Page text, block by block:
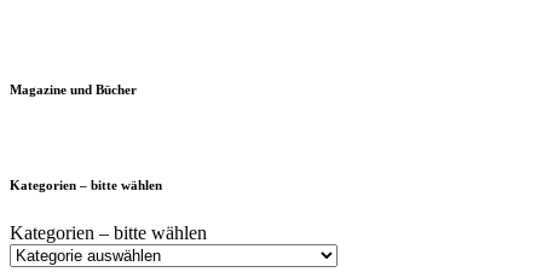
Magazine und Bücher
Kategorien – bitte wählen
Kategorien – bitte wählen